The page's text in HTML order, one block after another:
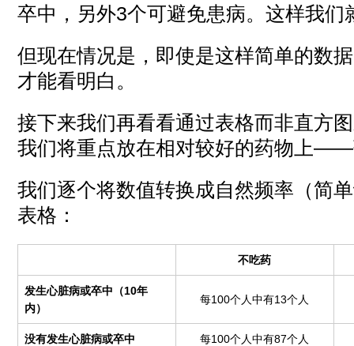
卒中，另外3个可避免患病。这样我们
但现在情况是，即使是这样简单的数
才能看明白。
接下来我们再看看通过表格而非直方
我们将重点放在相对较好的药物上
我们逐个将数值转换成自然频率（简
表格：
不吃药
发生心脏病或卒中（10年
内）
每100个人中有13个人
没有发生心脏病或卒中 每100个人中有87个人